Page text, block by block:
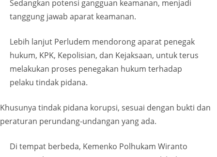
Sedangkan potensi gangguan keamanan, menjadi
tanggung jawab aparat keamanan.
Lebih lanjut Perludem mendorong aparat penegak
hukum, KPK, Kepolisian, dan Kejaksaan, untuk terus
melakukan proses penegakan hukum terhadap
pelaku tindak pidana.
Khusunya tindak pidana korupsi, sesuai dengan bukti dan
peraturan perundang-undangan yang ada.
Di tempat berbeda, Kemenko Polhukam Wiranto